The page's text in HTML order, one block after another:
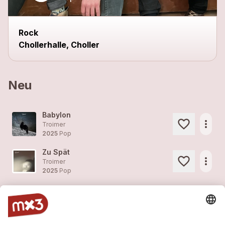
Rock
Chollerhalle, Choller
Neu
Babylon
Troimer
2025 Pop
more_horiz
Zu Spät
Troimer
2025 Pop
more_horiz
Troimer
2025
more_horiz